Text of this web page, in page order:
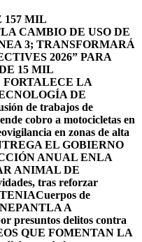
157 MIL
CAMBIO DE USO DE
3; TRANSFORMARÁ
2026” PARA
15 MIL
FORTALECE LA
DE
de trabajos de
cobro a motocicletas en
en zonas de alta
EL GOBIERNO
ANUAL ENLA
ANIMAL DE
tras reforzar
Cuerpos de
A
presuntos delitos contra
QUE FOMENTAN LA